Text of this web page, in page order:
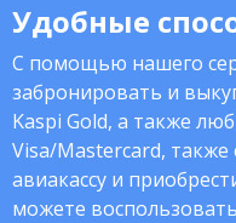
Удобные
С помощью нашего
забронировать и
Kaspi Gold, а также
Visa/Mastercard,
авиакассу и
можете